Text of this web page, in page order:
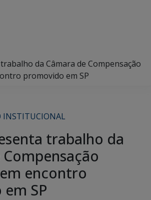
da Câmara de Compensação
promovido em SP
INSTITUCIONAL
trabalho da
encontro
SP